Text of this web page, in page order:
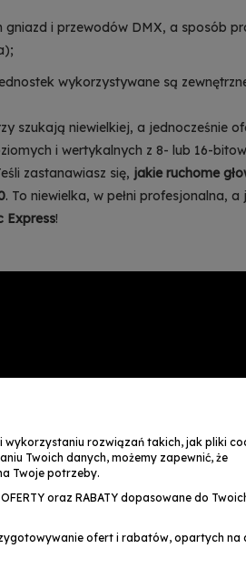
i przewodów DMX, a sposób
wykorzystywane są
szukają niewielkiej, a jednocześnie
i wertykalnych z 8- lub 16-
zastanawiasz się, jakie ruchome
. To niewielka, w pełni profesjonalna,
Express!
wykorzystaniu rozwiązań takich, jak pliki
Twoich danych, możemy zapewnić, że
Twoje potrzeby.
oraz RABATY dopasowane do
ofert i rabatów, opartych na